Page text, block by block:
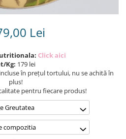
Lei
Click aici
Kg: 179 lei
în prețul tortului, nu se achită în
plus!
pentru fiecare produs!
Greutatea
compozitia